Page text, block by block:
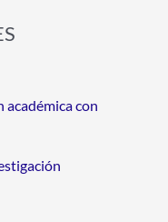
académica con